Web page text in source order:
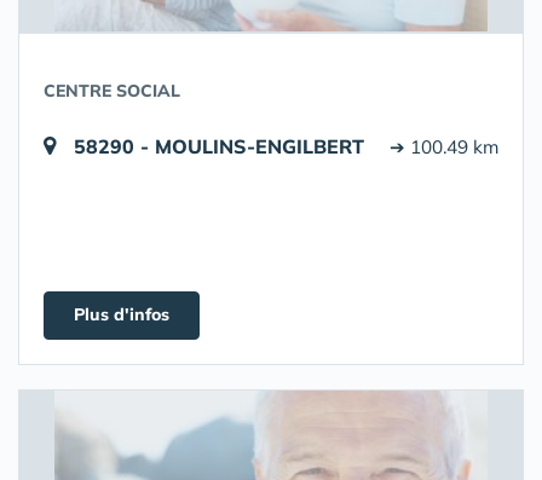
CENTRE SOCIAL
58290 - MOULINS-ENGILBERT ➔ 100.49 km
Plus d'infos